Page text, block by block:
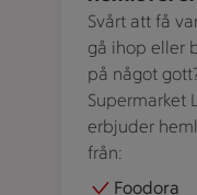
Svårt att få
gå ihop eller
på något
Supermarket
erbjuder
från:
Foodora